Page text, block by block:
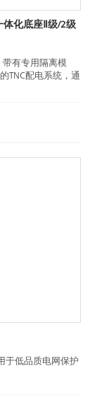
体化底座Ⅱ级/2级
有专用隔离模
TNC配电系统，通
于低品质电网保护